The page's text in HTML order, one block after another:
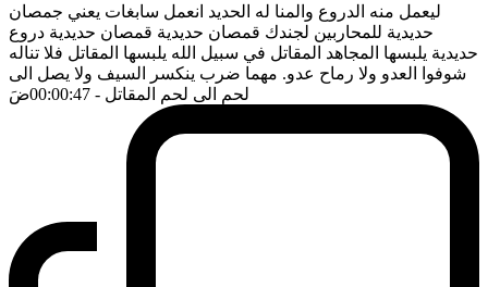
ليعمل منه الدروع والمنا له الحديد انعمل سابغات يعني جمصان
حديدية للمحاربين لجندك قمصان حديدية قمصان حديدية دروع
حديدية يلبسها المجاهد المقاتل في سبيل الله يلبسها المقاتل فلا تناله
شوفوا العدو ولا رماح عدو. مهما ضرب ينكسر السيف ولا يصل الى
لحم الى لحم المقاتل - 00:00:47 ضَ